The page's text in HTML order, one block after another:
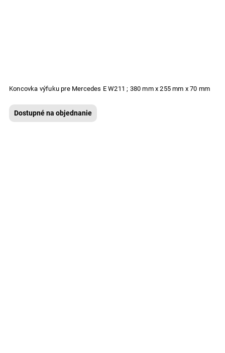
Koncovka výfuku pre Mercedes E W211 ; 380 mm x 255 mm x 70 mm
Dostupné na objednanie